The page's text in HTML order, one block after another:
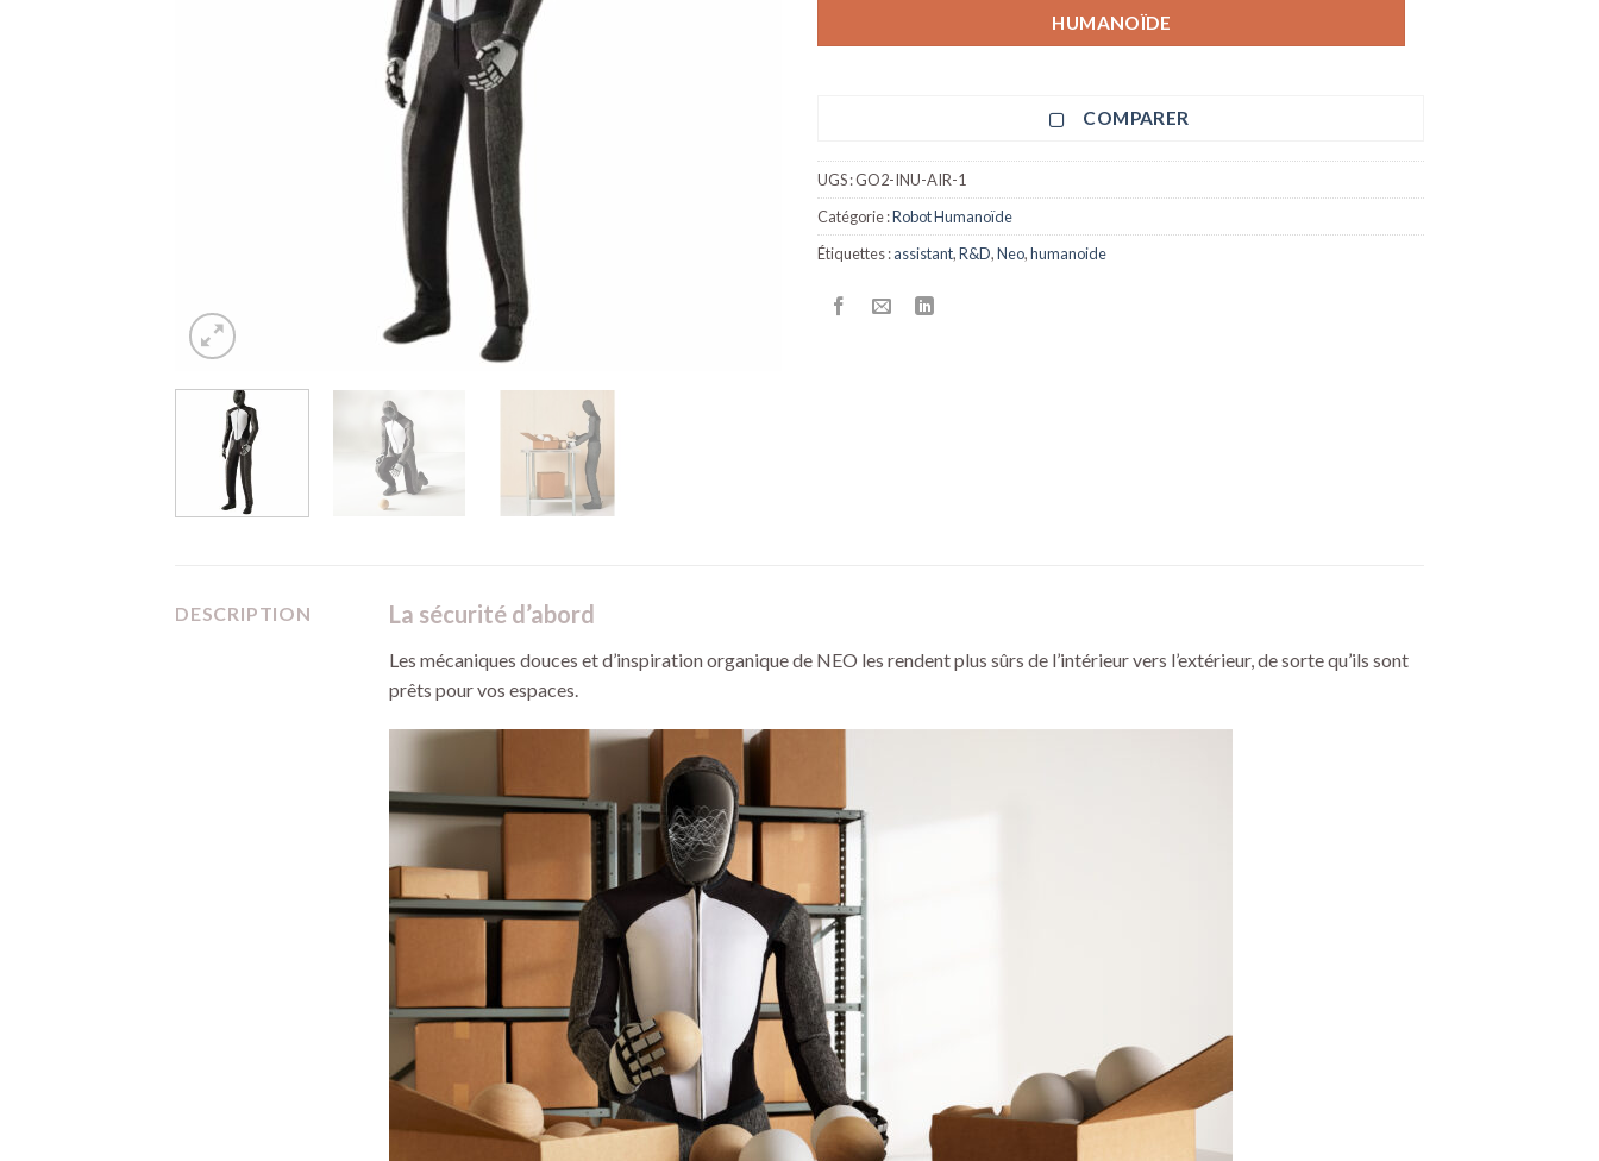
HUMANOÏDE
COMPARER
UGS :GO2-INU-AIR-1
Catégorie :Robot Humanoïde
Étiquettes :assistant,R&D,Neo,humanoide
DESCRIPTION La sécurité d’abord
Les mécaniques douces et d’inspiration organique de NEO les rendent plus sûrs de l’intérieur vers l’extérieur, de sorte qu’ils sont
prêts pour vos espaces.